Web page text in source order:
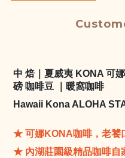
中 焙｜夏威夷 KONA 可
磅 咖啡豆 ｜暖窩咖啡
Hawaii Kona ALOHA
★ 可娜KONA咖啡，老饕
★ 內湖莊園級精品咖啡自